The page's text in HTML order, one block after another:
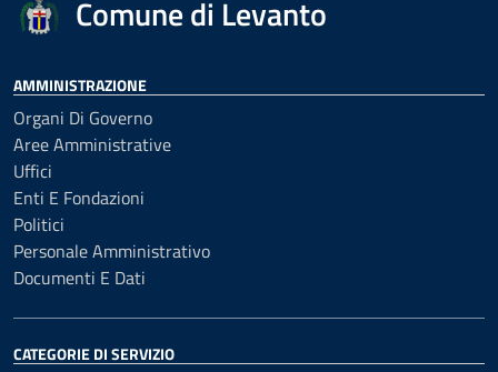
Comune di Levanto
AMMINISTRAZIONE
Organi Di Governo
Aree Amministrative
Uffici
Enti E Fondazioni
Politici
Personale Amministrativo
Documenti E Dati
CATEGORIE DI SERVIZIO